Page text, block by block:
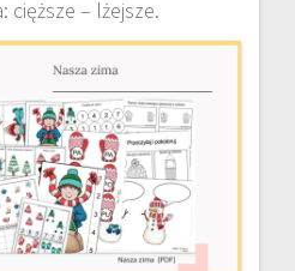
cięższe – lżejsze.